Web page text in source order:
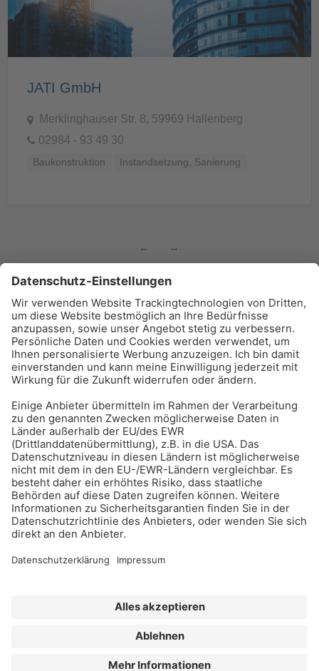
JATI GmbH
Merklinghauser Str. 8, 59969 Hallenberg
02984 - 93 49 30
Baukonstruktion Instandsetzung, Sanierung
← →
BAU-Index Newsletter
Erhalten Sie regelmäßig Benachrichtigungen zu den
Zur Anmeldung
Meistgelesen:Bauwerksabdichtung
Impressum Bildrechte
Widerrufsrecht für Verbraucher
Erklärung zur Barrierefreiheit